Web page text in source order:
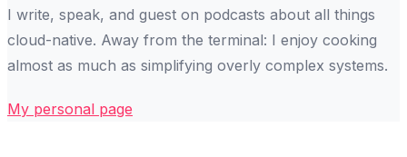
I write, speak, and guest on podcasts about all things
cloud-native. Away from the terminal: I enjoy cooking
almost as much as simplifying overly complex systems.
My personal page